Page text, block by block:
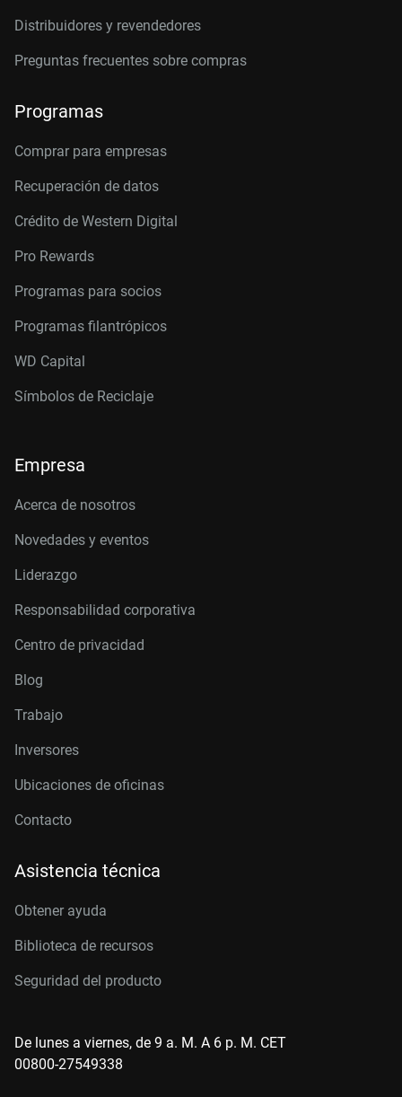
Distribuidores y revendedores
Preguntas frecuentes sobre compras
Programas
Comprar para empresas
Recuperación de datos
Crédito de Western Digital
Pro Rewards
Programas para socios
Programas filantrópicos
WD Capital
Símbolos de Reciclaje
Empresa
Acerca de nosotros
Novedades y eventos
Liderazgo
Responsabilidad corporativa
Centro de privacidad
Blog
Trabajo
Inversores
Ubicaciones de oficinas
Contacto
Asistencia técnica
Obtener ayuda
Biblioteca de recursos
Seguridad del producto
De lunes a viernes, de 9 a. M. A 6 p. M. CET
00800-27549338